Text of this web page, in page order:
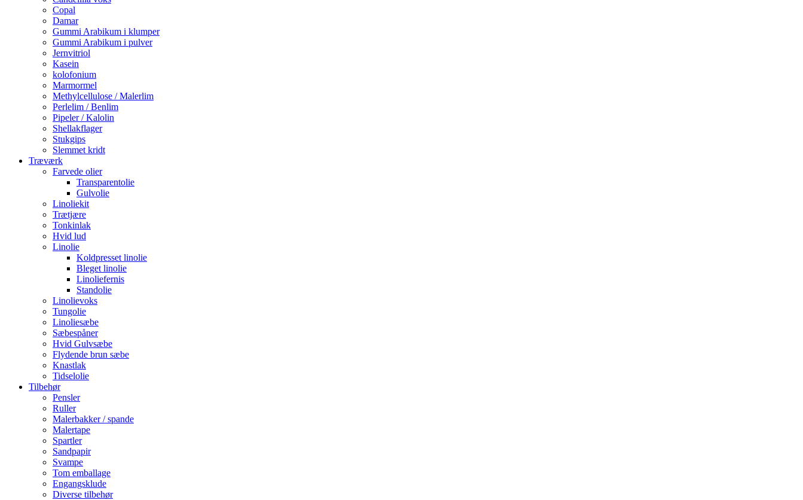
Copal
Damar
Gummi Arabikum i klumper
Gummi Arabikum i pulver
Jernvitriol
Kasein
kolofonium
Marmormel
Methylcellulose / Malerlim
Perlelim / Benlim
Pipeler / Kalolin
Shellakflager
Stukgips
Slemmet kridt
Træværk
Farvede olier
Transparentolie
Gulvolie
Linoliekit
Trætjære
Tonkinlak
Hvid lud
Linolie
Koldpresset linolie
Bleget linolie
Linoliefernis
Standolie
Linolievoks
Tungolie
Linoliesæbe
Sæbespåner
Hvid Gulvsæbe
Flydende brun sæbe
Knastlak
Tidselolie
Tilbehør
Pensler
Ruller
Malerbakker / spande
Malertape
Spartler
Sandpapir
Svampe
Tom emballage
Engangsklude
Diverse tilbehør